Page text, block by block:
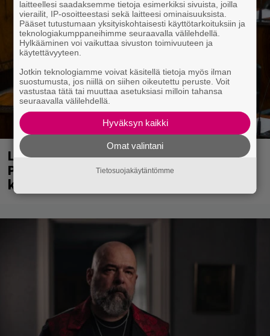
Laittomasta graffitista kiinni jäänyt
Paavo Arhinmäki jälleen spraypullo
kädessä – näitä puolueita ei kiinnosta
laitteellesi saadaksemme tietoja esimerkiksi sivuista, joilla
vierailit, IP-osoitteestasi sekä laitteesi ominaisuuksista.
Pääset tutustumaan yksityiskohtaisesti käyttötarkoituksiin ja
teknologiakumppaneihimme seuraavalla välilehdellä.
Hylkääminen voi vaikuttaa sivuston toimivuuteen ja
käytettävyyteen.
Jotkin teknologiamme voivat käsitellä tietoja myös ilman
suostumusta, jos niillä on siihen oikeutettu peruste. Voit
vastustaa tätä tai muuttaa asetuksiasi milloin tahansa
seuraavalla välilehdellä.
Hyväksyn kaikki
Omat valintani
Tietosuojakäytäntömme